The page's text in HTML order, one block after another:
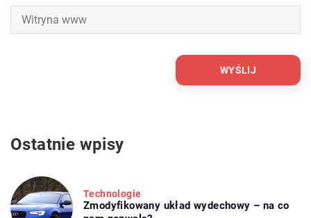
Ostatnie wpisy
Technologie
Zmodyfikowany układ wydechowy – na co